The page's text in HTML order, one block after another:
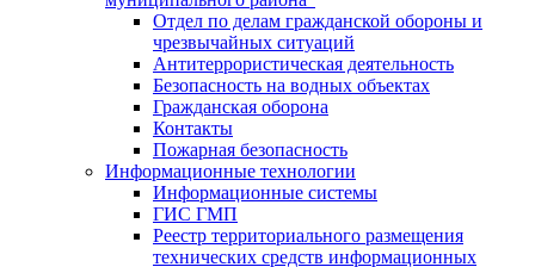
Отдел по делам гражданской обороны и
чрезвычайных ситуаций
Антитеррористическая деятельность
Безопасность на водных объектах
Гражданская оборона
Контакты
Пожарная безопасность
Информационные технологии
Информационные системы
ГИС ГМП
Реестр территориального размещения
технических средств информационных